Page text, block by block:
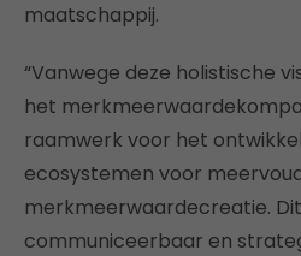
maatschappij.
“Vanwege deze holistische
het
raamwerk voor het
ecosystemen voor
merkmeerwaardecreatie.
communiceerbaar en